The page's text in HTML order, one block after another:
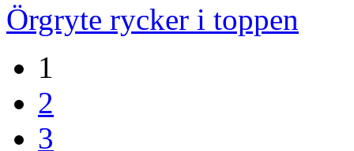
Örgryte rycker i toppen
1
2
3